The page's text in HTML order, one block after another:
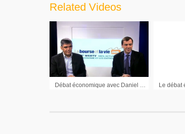
Related Videos